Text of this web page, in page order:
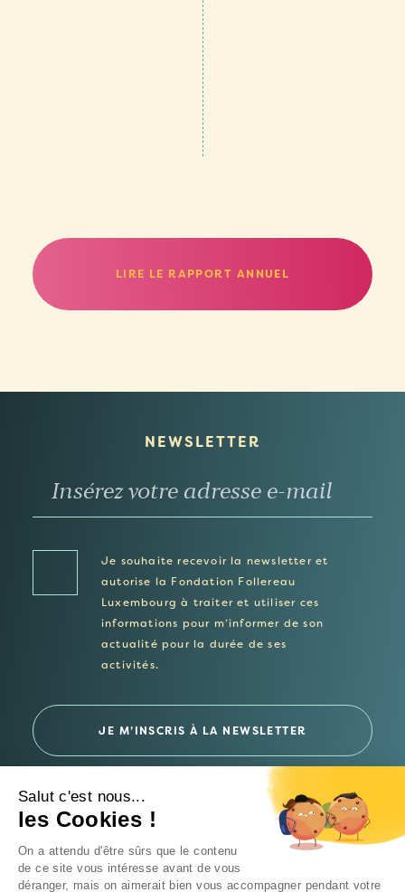
LIRE LE RAPPORT ANNUEL
NEWSLETTER
Je souhaite recevoir la newsletter et
autorise la Fondation Follereau
Luxembourg à traiter et utiliser ces
informations pour m’informer de son
actualité pour la durée de ses
activités.
Politique de confidentialité
Salut c'est nous...
les Cookies !
On a attendu d'être sûrs que le contenu
de ce site vous intéresse avant de vous
déranger, mais on aimerait bien vous accompagner pendant votre